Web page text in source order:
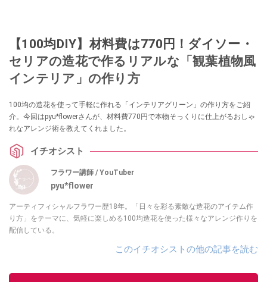
【100均DIY】材料費は770円！ダイソー・
セリアの造花で作るリアルな「観葉植物風
インテリア」の作り方
100均の造花を使って手軽に作れる「インテリアグリーン」の作り方をご紹
介。今回はpyu*flowerさんが、材料費770円で本物そっくりに仕上がるおしゃ
れなアレンジ術を教えてくれました。
イチオシスト
フラワー講師 / YouTuber
pyu*flower
アーティフィシャルフラワー歴18年。「日々を彩る素敵な造花のアイテム作
り方」をテーマに、気軽に楽しめる100均造花を使った様々なアレンジ作りを
配信している。
このイチオシストの他の記事を読む